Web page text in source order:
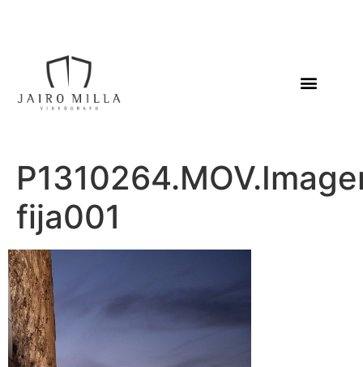
fija001